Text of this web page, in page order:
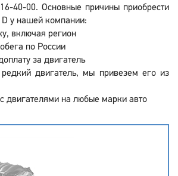
40-00. Основные причины приобрести
у нашей компании:
включая регион
по России
за двигатель
двигатель, мы привезем его из
двигателями на любые марки авто